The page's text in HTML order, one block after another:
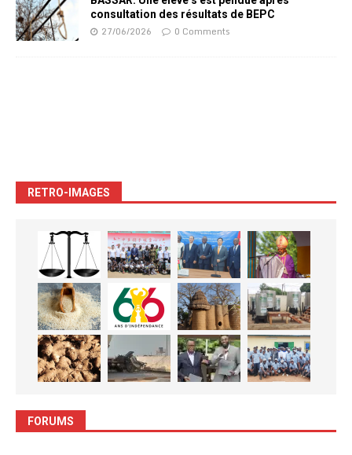
consultation des résultats de BEPC
27/06/2026 0 Comments
RETRO-IMAGES
FORUMS